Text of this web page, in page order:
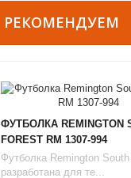
РЕКОМЕНДУЕМ
ФУТБОЛКА REMINGTON
FOREST RM 1307-994
Футболка Remington
разработана для те...